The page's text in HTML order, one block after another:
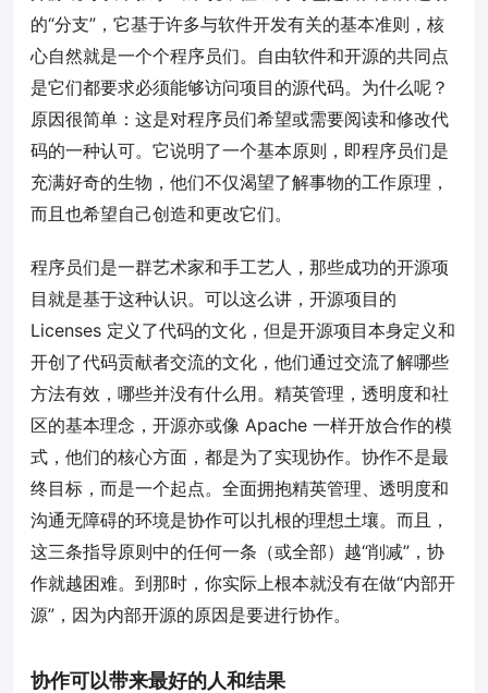
的“分支”，它基于许多与软件开发有关的基本准则，核
心自然就是一个个程序员们。自由软件和开源的共同点
是它们都要求必须能够访问项目的源代码。为什么呢？
原因很简单：这是对程序员们希望或需要阅读和修改代
码的一种认可。它说明了一个基本原则，即程序员们是
充满好奇的生物，他们不仅渴望了解事物的工作原理，
而且也希望自己创造和更改它们。
程序员们是一群艺术家和手工艺人，那些成功的开源项
目就是基于这种认识。可以这么讲，开源项目的
Licenses 定义了代码的文化，但是开源项目本身定义和
开创了代码贡献者交流的文化，他们通过交流了解哪些
方法有效，哪些并没有什么用。精英管理，透明度和社
区的基本理念，开源亦或像 Apache 一样开放合作的模
式，他们的核心方面，都是为了实现协作。协作不是最
终目标，而是一个起点。全面拥抱精英管理、透明度和
沟通无障碍的环境是协作可以扎根的理想土壤。而且，
这三条指导原则中的任何一条（或全部）越“削减”，协
作就越困难。到那时，你实际上根本就没有在做“内部开
源”，因为内部开源的原因是要进行协作。
协作可以带来最好的人和结果